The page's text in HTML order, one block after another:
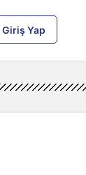
Giriş Yap